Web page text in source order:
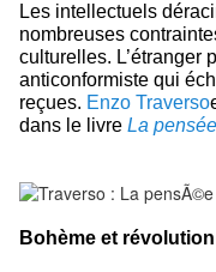
Les intellectuels
nombreuses
culturelles. L’étranger
anticonformiste qui
reçues. Enzo Traverso
dans le livre La
Bohème et révolution